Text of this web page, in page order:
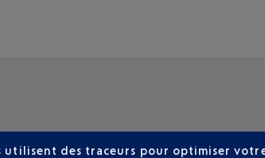
utilisent des traceurs pour optimiser